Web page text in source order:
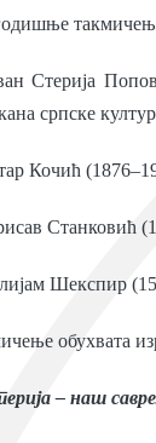
Стерија
српске
Кочић
Станковић
Шекспир
обухвата
– наш